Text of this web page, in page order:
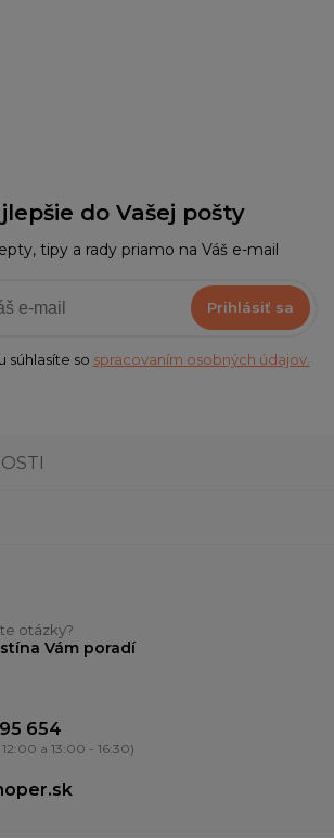
do Vašej pošty
tipy a rady priamo na Váš e-mail
Prihlásiť sa
súhlasíte so spracovaním osobných údajov.
otázky?
Vám poradí
654
a 13:00 - 16:30)